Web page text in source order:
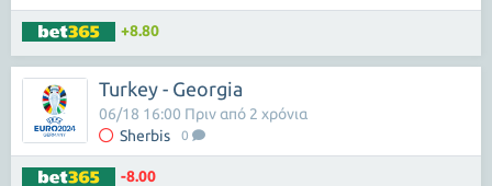
+8.80
Turkey - Georgia
Sherbis 0
06/18 16:00 Πριν από 2 χρόνια
-8.00